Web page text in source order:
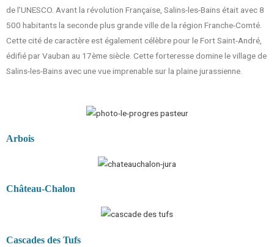
de l’UNESCO. Avant la révolution Française, Salins-les-Bains était avec 8
500 habitants la seconde plus grande ville de la région Franche-Comté.
Cette cité de caractère est également célèbre pour le Fort Saint-André,
édifié par Vauban au 17ème siècle. Cette forteresse domine le village de
Salins-les-Bains avec une vue imprenable sur la plaine jurassienne.
Arbois
Château-Chalon
Cascades des Tufs